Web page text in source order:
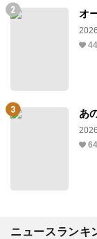
オ
あ
ニュースランキ